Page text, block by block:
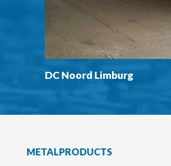
DC Noord Limburg
METALPRODUCTS